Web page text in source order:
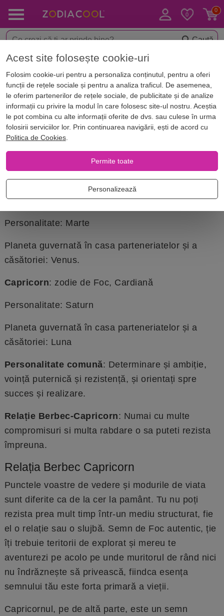
Caută
Acasă Zodii Zodiac european Compatibilitate zodii
Compatibilitatea Berbec -
Capricorn
Într-o relație pasională și intensă, îmbrățișată de
susținere și înțelegere, se strecoară umbra
reproșurilor, cu precădere cele legate de gelozie.
Berbecul: zodie de Foc, Cardinală
Personalitate: Marte
Planeta guvernată în casa parteneriatelor și a
căsătoriei: Venus.
Capricorn: zodie de Foc, Cardiană
Personalitate: Saturn
Planeta guvernată în casa parteneriatelor și a
căsătoriei: Luna
Personalitate comună: Determinare și ambiție,
voință puternică și rezistență, și orientați spre
succes și realizare.
Relație Berbec-Capricorn: Numai cu multe
compromisuri si multa rabdare o sa puteti rezista
împreuna.
Relația Berbec Capricorn
Punctele voastre de vedere și modurile de viata
sunt diferite ca de la cer la pamânt. Tu nu poți
rezista prea mult timp într-un mediu structurat, fie
el o relație sau o slujbă. Semn de Foc autentic, ție
îți trebuie teritorii de explorat și mereu te
aventurezi pe acolo pe unde muritorul de rând nici
nu îndrăznește să privească, fiindca esența
semnului tău este forta primară a vieții.
Capricornul, pe de altă parte, este un semn
Acest site folosește cookie-uri
Folosim cookie-uri pentru a personaliza conținutul, pentru a oferi
funcții de rețele sociale și pentru a analiza traficul. De asemenea,
le oferim partenerilor de rețele sociale, de publicitate și de analize
informații cu privire la modul în care folosesc site-ul nostru. Aceștia
le pot combina cu alte informații oferite de dvs. sau culese în urma
folosirii serviciilor lor. Prin continuarea navigării, ești de acord cu
Politica de Cookies.
Permite toate
Personalizează